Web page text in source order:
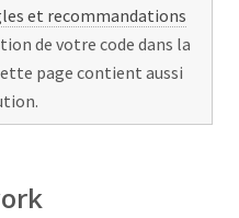
et recommandations
de votre code dans la
page contient aussi